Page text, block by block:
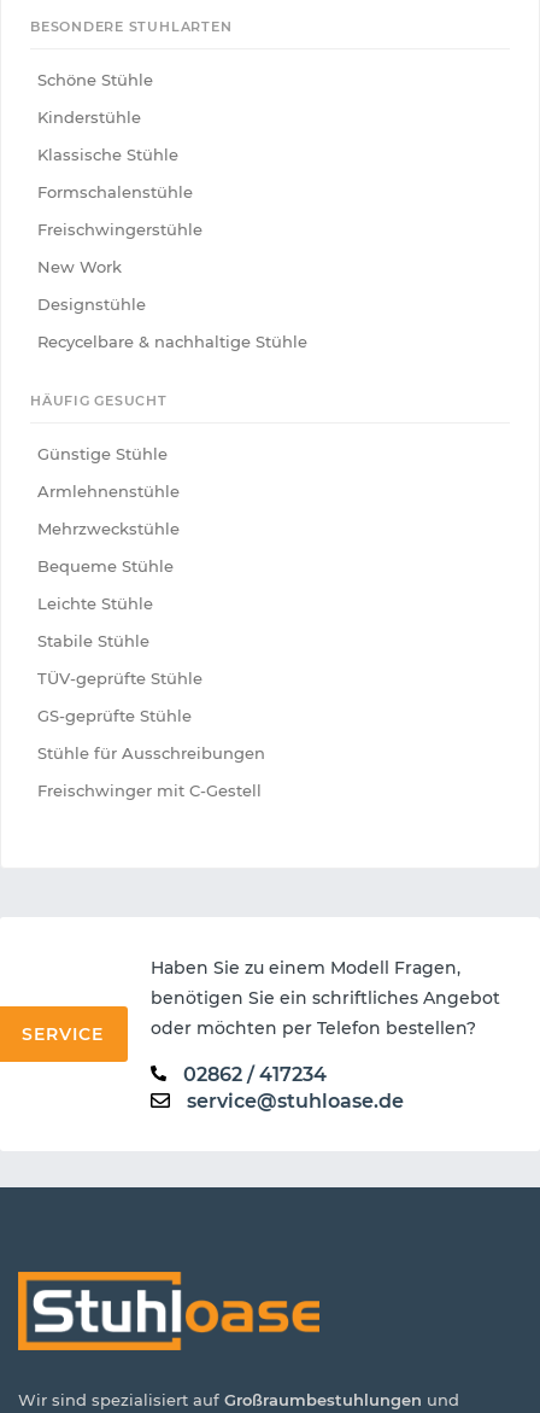
BESONDERE STUHLARTEN
Schöne Stühle
Kinderstühle
Klassische Stühle
Formschalenstühle
Freischwingerstühle
New Work
Designstühle
Recycelbare & nachhaltige Stühle
HÄUFIG GESUCHT
Günstige Stühle
Armlehnenstühle
Mehrzweckstühle
Bequeme Stühle
Leichte Stühle
Stabile Stühle
TÜV-geprüfte Stühle
GS-geprüfte Stühle
Stühle für Ausschreibungen
Freischwinger mit C-Gestell
Haben Sie zu einem Modell Fragen,
benötigen Sie ein schriftliches Angebot
oder möchten per Telefon bestellen?
02862 / 417234
service@stuhloase.de
SERVICE
Wir sind spezialisiert auf Großraumbestuhlungen und